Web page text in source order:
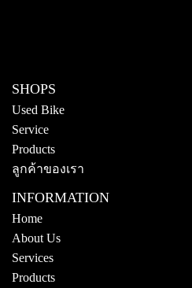
SHOPS
Used Bike
Service
Products
ลูกค้าของเรา
INFORMATION
Home
About Us
Services
Products